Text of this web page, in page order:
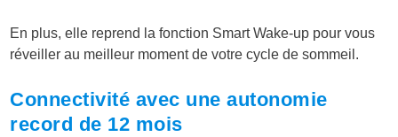
En plus, elle reprend la fonction Smart Wake-up pour vous
réveiller au meilleur moment de votre cycle de sommeil.
Connectivité avec une autonomie
record de 12 mois